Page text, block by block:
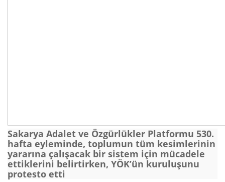
Sakarya Adalet ve Özgürlükler Platformu 530.
hafta eyleminde, toplumun tüm kesimlerinin
yararına çalışacak bir sistem için mücadele
ettiklerini belirtirken, YÖK’ün kuruluşunu
protesto etti